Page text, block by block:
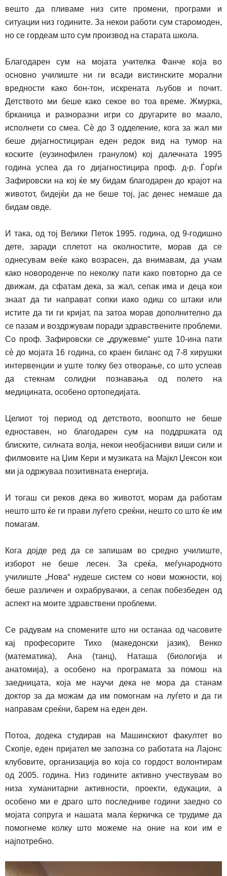
вешто да пливаме низ сите промени, програми и
ситуации низ годините. За некои работи сум старомоден,
но се гордеам што сум производ на старата школа.
Благодарен сум на мојатаучителка Фанче која во
основно училиште ни ги всади вистинскитеморални
вредности какобон-тон, искрената љубов и почит.
Детството ми беше како секое во тоа време. Жмурка,
брканица и разноразни игри со другарите во маало,
исполнети со смеа. Сѐ до 3 одделение, кога за жал ми
беше дијагностициран еден редок вид на тумор на
коските (еузинофилен гранулом) кој далечната 1995
година успеа да го дијагностицира проф. д-р. Ѓорѓи
Зафировски на кој ќе му бидам благодарен до крајот на
животот, бидејќи да не беше тој, јас денес немаше да
бидам овде.
И така, од тој Велики Петок 1995. година, од 9-годишно
дете, заради сплетот на околностите, морав да се
однесувам веќе како возрасен, да внимавам, да учам
како новороденче по неколку пати како повторно да се
движам, да сфатам дека, за жал, сепак има и деца кои
знаат да ти направат сопки иако одиш со штаки или
истите да ти ги кријат, па затоа морав дополнително да
се пазам и воздржувам поради здравствените проблеми.
Со проф. Зафировски се„дружевме“уште 10-ина пати
сè до мојата 16 година, со краен биланс од 7-8 хирушки
интервенции и уште толку без отворање, со што успеав
да стекнам солидни познавања од полето на
медицината, особено ортопедијата.
Целиот тој период од детството, воопшто не беше
едноставен, но благодарен сум на поддршкатаод
блиските, силната волја, некои необјасниви виши сили и
филмовите на Џим Кери и музиката на Мајкл Џексон кои
ми ја одржуваа позитивната енергија.
И тогаш си реков дека во животот, морам да работам
нешто што ќе ги прави луѓето среќни, нешто со што ќе им
помагам.
Кога дојде ред да се запишам во средно училиште,
изборот не беше лесен. За среќа, меѓународното
училиште „Нова“ нудеше систем со нови можности, кој
беше различен и охрабрувачки, а сепак побезбеден од
аспект на моите здравствени проблеми.
Се радувам на спомените што ни останаа од часовите
кај професорите Тихо (македонски јазик), Венко
(математика), Ана (танц), Наташа (биологија и
анатомија), а особено на програмата за помош на
заедницата, која ме научи дека не мора да станам
доктор за да можам да им помогнам на луѓето и да ги
направам среќни, барем на еден ден.
Потоа, додека студирав на Машинскиот факултет во
Скопје, еден пријател ме запозна со работата наЛајонс
клубовите, организација во која со гордост волонтирам
од 2005. година. Низ годините активно учествувам во
низа хуманитарни активности, проекти, едукации, а
особено ми е драго што последниве години заедно со
мојата сопруга и нашата мала ќеркичка се трудиме да
помогнеме колку што можеме на оние на кои им е
најпотребно.